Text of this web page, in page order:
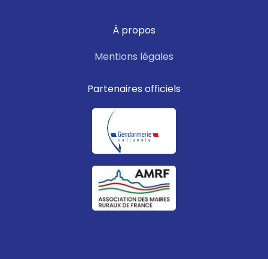
À propos
Mentions légales
Partenaires officiels